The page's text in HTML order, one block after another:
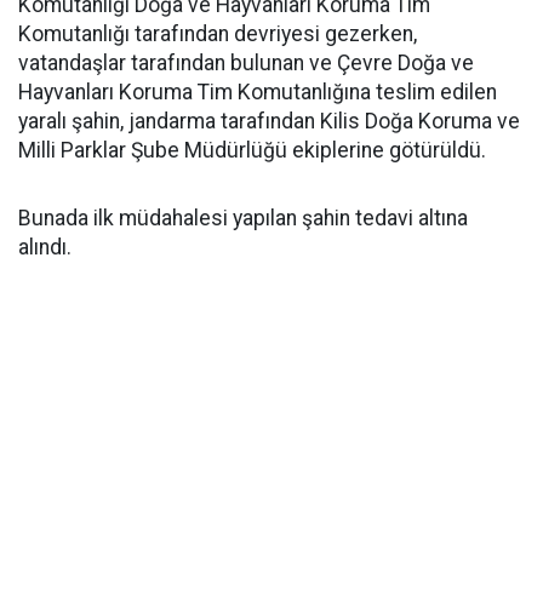
Komutanlığı Doğa ve Hayvanları Koruma Tim
Komutanlığı tarafından devriyesi gezerken,
vatandaşlar tarafından bulunan ve Çevre Doğa ve
Hayvanları Koruma Tim Komutanlığına teslim edilen
yaralı şahin, jandarma tarafından Kilis Doğa Koruma ve
Milli Parklar Şube Müdürlüğü ekiplerine götürüldü.
Bunada ilk müdahalesi yapılan şahin tedavi altına
alındı.